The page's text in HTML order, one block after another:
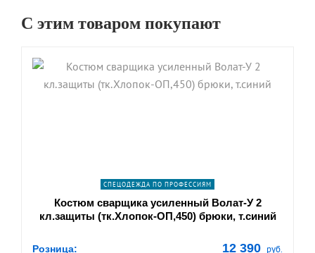
С этим товаром покупают
shopping_cart В КОРЗИНУ
СПЕЦОДЕЖДА ПО ПРОФЕССИЯМ
Костюм сварщика усиленный Волат-У 2
кл.защиты (тк.Хлопок-ОП,450) брюки, т.синий
Розница: 12 390 руб.